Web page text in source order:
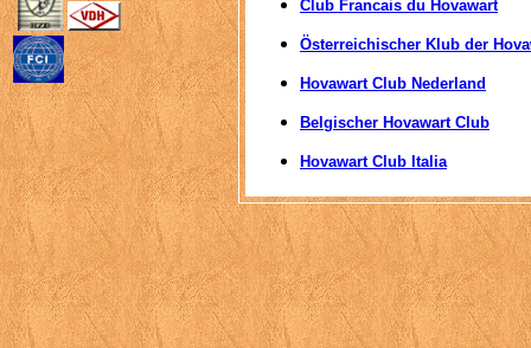
Club Francais du Hovawart
Österreichischer Klub der
Hovawart Club Nederland
Belgischer Hovawart Club
Hovawart Club Italia